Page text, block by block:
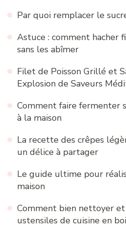
Par quoi remplacer le
Astuce : comment hacher
sans les abîmer
Filet de Poisson Grillé et
Explosion de Saveurs
Comment faire fermenter
à la maison
La recette des crêpes
un délice à partager
Le guide ultime pour
maison
Comment bien nettoyer
ustensiles de cuisine en